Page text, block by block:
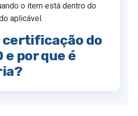
o item está dentro do
aplicável.
certificação do
e por que é